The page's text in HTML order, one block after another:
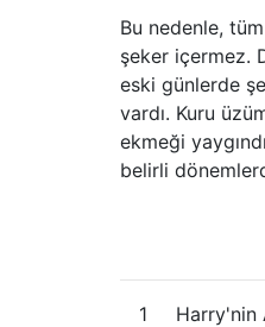
Bu nedenle,
şeker içermez.
eski günlerde
vardı. Kuru
ekmeği
belirli
1
Harry'nin